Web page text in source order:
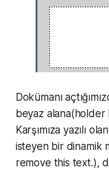
Dokümanı
beyaz alana(holder
Karşımıza yazılı
isteyen bir dinamik
remove this text.),